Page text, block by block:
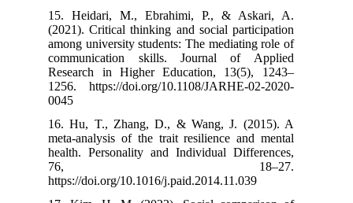
15. Heidari,
(2021).
among
Research in
1256. https://
16. Hu, T.,
meta-analysis
health.
76,